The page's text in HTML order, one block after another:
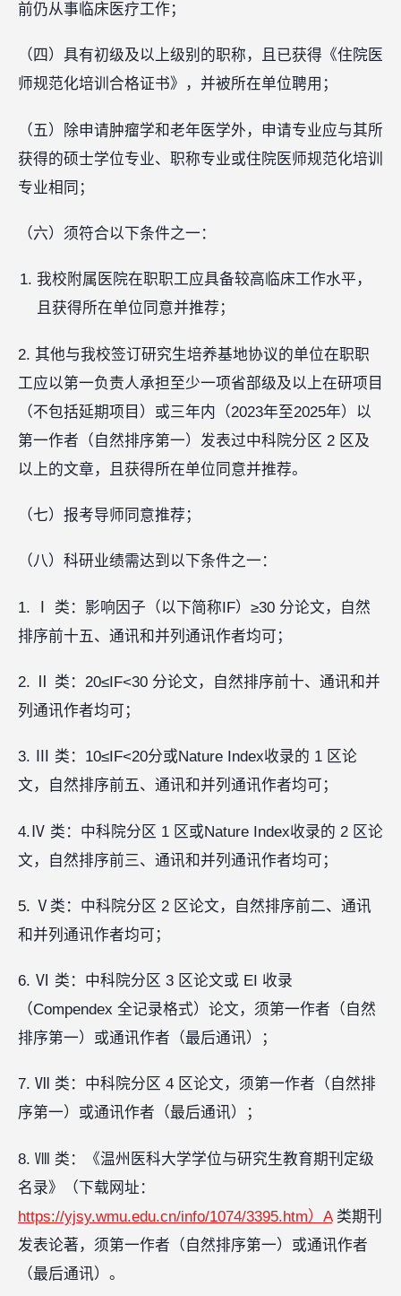
前仍从事临床医疗工作；
（四）具有初级及以上级别的职称，且已获得《住院医
师规范化培训合格证书》，并被所在单位聘用；
（五）除申请肿瘤学和老年医学外，申请专业应与其所
获得的硕士学位专业、职称专业或住院医师规范化培训
专业相同；
（六）须符合以下条件之一：
我校附属医院在职职工应具备较高临床工作水平，
且获得所在单位同意并推荐；
2. 其他与我校签订研究生培养基地协议的单位在职职
工应以第一负责人承担至少一项省部级及以上在研项目
（不包括延期项目）或三年内（2023年至2025年）以
第一作者（自然排序第一）发表过中科院分区 2 区及
以上的文章，且获得所在单位同意并推荐。
（七）报考导师同意推荐；
（八）科研业绩需达到以下条件之一：
1. Ⅰ 类：影响因子（以下简称IF）≥30 分论文，自然
排序前十五、通讯和并列通讯作者均可；
2. Ⅱ 类：20≤IF<30 分论文，自然排序前十、通讯和并
列通讯作者均可；
3. Ⅲ 类：10≤IF<20分或Nature Index收录的 1 区论
文，自然排序前五、通讯和并列通讯作者均可；
4.Ⅳ 类：中科院分区 1 区或Nature Index收录的 2 区论
文，自然排序前三、通讯和并列通讯作者均可；
5. Ⅴ类：中科院分区 2 区论文，自然排序前二、通讯
和并列通讯作者均可；
6. Ⅵ 类：中科院分区 3 区论文或 EI 收录
（Compendex 全记录格式）论文，须第一作者（自然
排序第一）或通讯作者（最后通讯）；
7. Ⅶ 类：中科院分区 4 区论文，须第一作者（自然排
序第一）或通讯作者（最后通讯）；
8. Ⅷ 类：《温州医科大学学位与研究生教育期刊定级
名录》（下载网址：
https://yjsy.wmu.edu.cn/info/1074/3395.htm）A类期刊
发表论著，须第一作者（自然排序第一）或通讯作者
（最后通讯）。